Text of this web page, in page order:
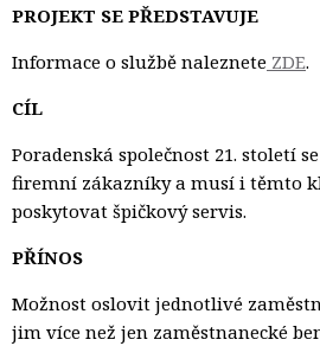
PROJEKT SE PŘEDSTAVUJE
Informace o službě naleznete ZDE.
CÍL
Poradenská společnost 21. století
firemní zákazníky a musí i těmto
poskytovat špičkový servis.
PŘÍNOS
Možnost oslovit jednotlivé
jim více než jen zaměstnanecké